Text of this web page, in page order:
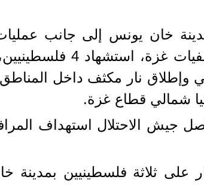
شرقي مدينة خان يونس إلى
مدفعي شرقي رفح جنوبي القطاع، كان
وإطلاق نار مكثف داخل
شمالي قطاع غزة.
جيش الاحتلال استهداف
على ثلاثة فلسطينيين بمدينة